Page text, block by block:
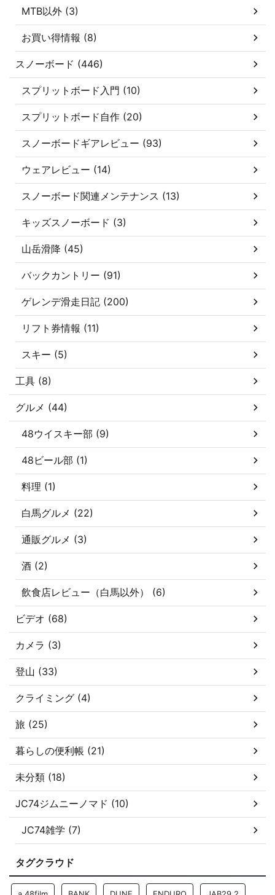
MTB以外 (3)
お買い得情報 (8)
スノーボード (446)
スプリットボード入門 (10)
スプリットボード自作 (20)
スノーボードギアレビュー (93)
ウェアレビュー (14)
スノーボード関連メンテナンス (13)
キッズスノーボード (3)
山岳滑降 (45)
バックカントリー (91)
ゲレンデ滑走日記 (200)
リフト券情報 (11)
スキー (5)
工具 (8)
グルメ (44)
48ウイスキー部 (9)
48ビール部 (1)
料理 (1)
白馬グルメ (22)
通販グルメ (3)
酒 (2)
飲食店レビュー（白馬以外） (6)
ビデオ (68)
カメラ (3)
登山 (33)
クライミング (4)
旅 (25)
暮らしの便利帳 (21)
未分類 (18)
JC74ジムニーノマド (10)
JC74雑学 (7)
タグクラウド